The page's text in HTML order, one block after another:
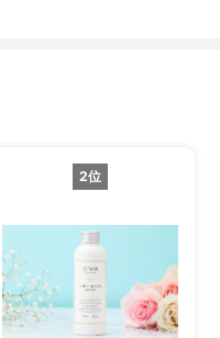
2位